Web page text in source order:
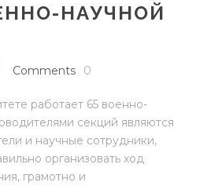
НАУЧНОЙ
Comments 0
работает 65 военно-
секций являются
и научные сотрудники,
организовать ход
грамотно и